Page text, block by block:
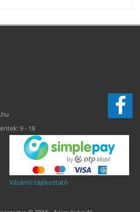
9 - 18
Vásárlói tájékoztató